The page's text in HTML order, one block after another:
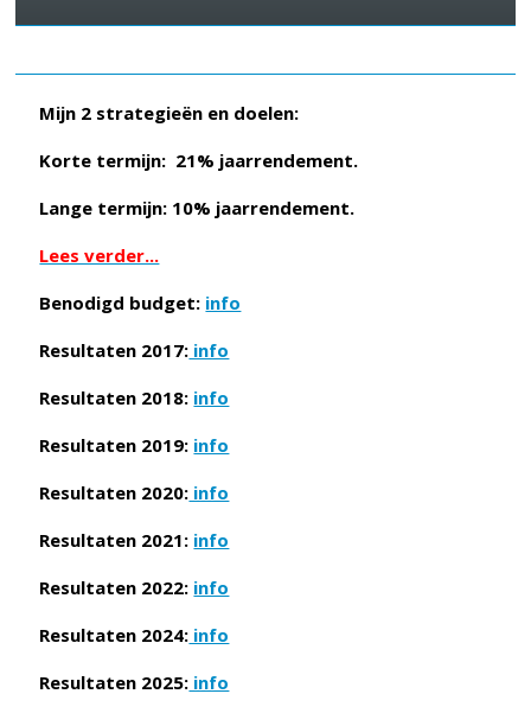
Mijn 2 strategieën en doelen:
Korte termijn: 21% jaarrendement.
Lange termijn: 10% jaarrendement.
Lees verder...
Benodigd budget: info
Resultaten 2017: info
Resultaten 2018: info
Resultaten 2019: info
Resultaten 2020: info
Resultaten 2021: info
Resultaten 2022: info
Resultaten 2024: info
Resultaten 2025: info